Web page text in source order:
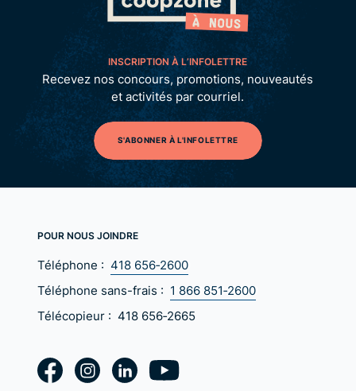
INSCRIPTION À L’INFOLETTRE
Recevez nos concours, promotions, nouveautés
et activités par courriel.
S'ABONNER À L'INFOLETTRE
POUR NOUS JOINDRE
Téléphone : 418 656‑2600
Téléphone sans-frais : 1 866 851‑2600
Télécopieur : 418 656‑2665